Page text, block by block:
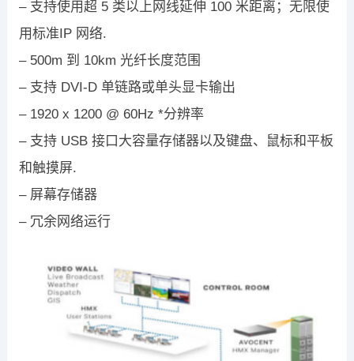
– 支持使用超 5 类以上网线延伸 100 米距离；无限使
用标准IP 网络.
– 500m 到 10km 光纤长度范围
– 支持 DVI-D 单链路或单头显卡输出
– 1920 x 1200 @ 60Hz *分辨率
– 支持 USB 接口大容量存储器以及键盘、鼠标和平板
和触摸屏.
– 屏幕存储器
– 冗余网络运行